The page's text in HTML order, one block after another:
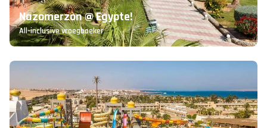
Nazomerzon @ Egypte!
All-inclusive vroegboeker